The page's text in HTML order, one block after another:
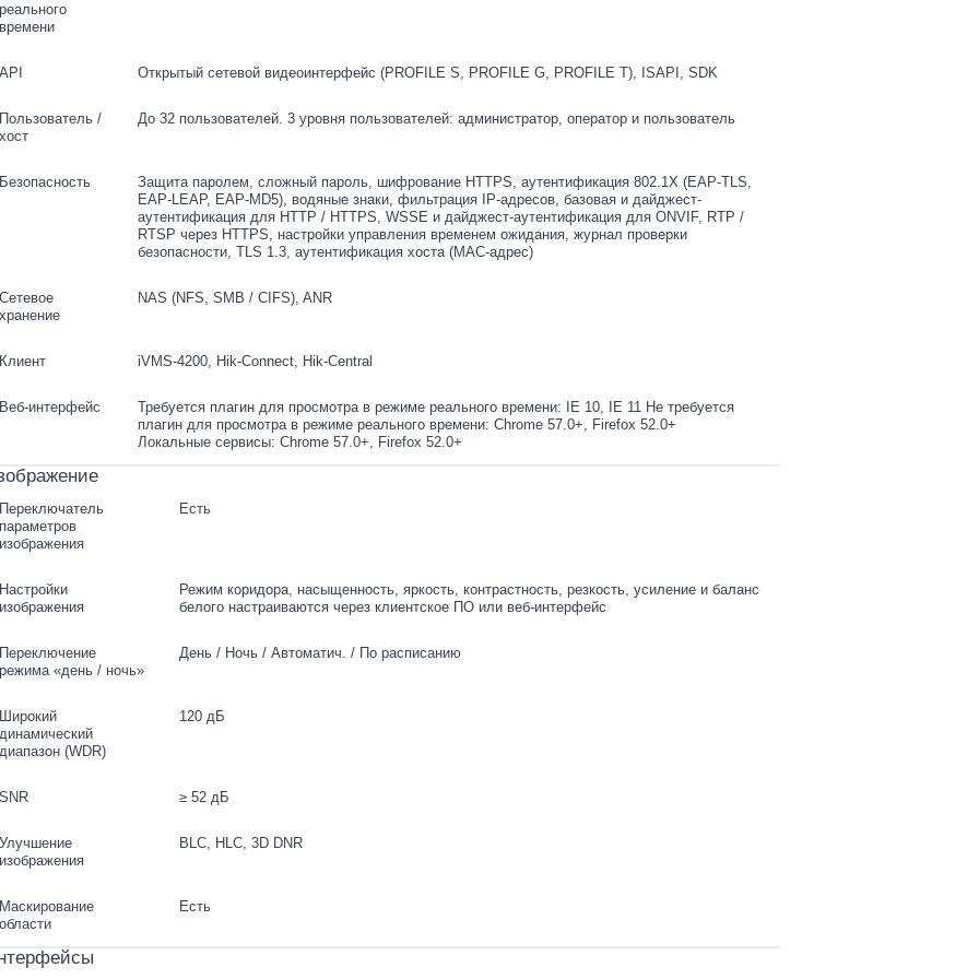
Открытый сетевой видеоинтерфейс (PROFILE S, PROFILE G, PROFILE T), ISAPI, SDK
/
До 32 пользователей. 3 уровня пользователей: администратор, оператор и пользователь
Защита паролем, сложный пароль, шифрование HTTPS, аутентификация 802.1X (EAP-TLS,
EAP-LEAP, EAP-MD5), водяные знаки, фильтрация IP-адресов, базовая и дайджест-
аутентификация для HTTP / HTTPS, WSSE и дайджест-аутентификация для ONVIF, RTP /
RTSP через HTTPS, настройки управления временем ожидания, журнал проверки
безопасности, TLS 1.3, аутентификация хоста (MAC-адрес)
NAS (NFS, SMB / CIFS), ANR
iVMS-4200, Hik-Connect, Hik-Central
интерфейс
Требуется плагин для просмотра в режиме реального времени: IE 10, IE 11 Не требуется
плагин для просмотра в режиме реального времени: Chrome 57.0+, Firefox 52.0+
Локальные сервисы: Chrome 57.0+, Firefox 52.0+
Есть
Режим коридора, насыщенность, яркость, контрастность, резкость, усиление и баланс
белого настраиваются через клиентское ПО или веб-интерфейс
«день / ночь»
День / Ночь / Автоматич. / По расписанию
(WDR)
120 дБ
≥ 52 дБ
BLC, HLC, 3D DNR
Есть